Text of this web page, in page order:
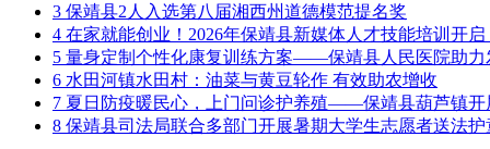
3 保靖县2人入选第八届湘西州道德模范提名奖
4 在家就能创业！2026年保靖县新媒体人才技能培训开
5 量身定制个性化康复训练方案——保靖县人民医院助力
6 水田河镇水田村：油菜与黄豆轮作 有效助农增收
7 夏日防疫暖民心，上门问诊护养殖——保靖县葫芦镇开
8 保靖县司法局联合多部门开展暑期大学生志愿者送法护